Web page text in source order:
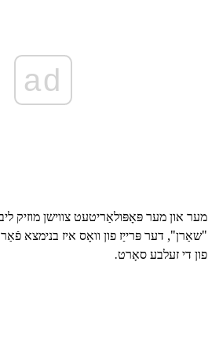
ad
מער און מער פּאָפּולאַריטעט צווישן מוזיק
"שאַרן", דער פּרייַז פון וואָס איז בנימצא
פון די זעלבע סאָרט.